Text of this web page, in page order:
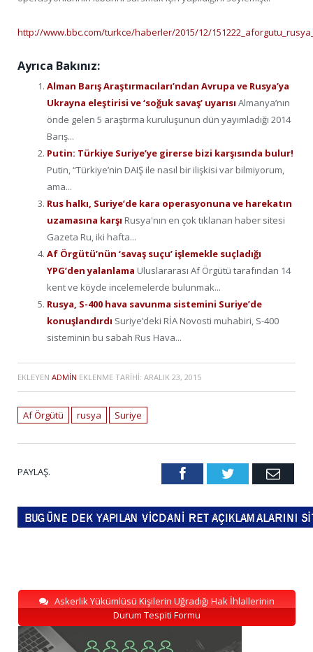
http://www.bbc.com/turkce/haberler/2015/12/
Ayrıca Bakınız:
Alman Barış Araştırmacıları’ndan Avrupa ve Rusya’ya
Ukrayna eleştirisi ve ‘soğuk savaş’ uyarısı Almanya’nın
önde gelen 5 araştırma kuruluşunun dün yayımladığı 2014
Barış...
Putin: Türkiye Suriye’ye girerse bizi karşısında bulur!
Putin, “Türkiye’nin DAIŞ ile nasıl bir ilişkisi var bilmiyorum,
ama...
Rus halkı, Suriye’de kara operasyonuna ve harekatın
uzamasına karşı Rusya'nın en çok tıklanan haber sitesi
Gazeta Ru, iki hafta...
Af Örgütü’nün ‘savaş suçu’ işlemekle suçladığı
YPG’den yalanlama Uluslararası Af Örgütü tarafından 14
kent ve köyde incelemelerde bulunmak...
Rusya, S-400 hava savunma sistemini Suriye’de
konuşlandırdı Suriye’deki RİA Novosti muhabiri, S-400
sisteminin bu sabah Rus Hava...
EKLEYEN ADMIN EKLENME TARIHI: ARALIK 23, 2015
Af Örgütü rusya Suriye
PAYLAŞ. FacebookTwitter Email
Askerlik Yükümlüsü Kişilerin Uğradığı Hak İhlallerinin
Durum Tespiti Formu